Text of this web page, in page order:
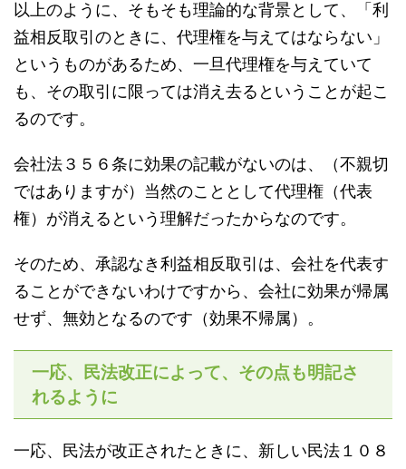
以上のように、そもそも理論的な背景として、「利
益相反取引のときに、代理権を与えてはならない」
というものがあるため、一旦代理権を与えていて
も、その取引に限っては消え去るということが起こ
るのです。
会社法３５６条に効果の記載がないのは、（不親切
ではありますが）当然のこととして代理権（代表
権）が消えるという理解だったからなのです。
そのため、承認なき利益相反取引は、会社を代表す
ることができないわけですから、会社に効果が帰属
せず、無効となるのです（効果不帰属）。
一応、民法改正によって、その点も明記さ
れるように
一応、民法が改正されたときに、新しい民法１０８